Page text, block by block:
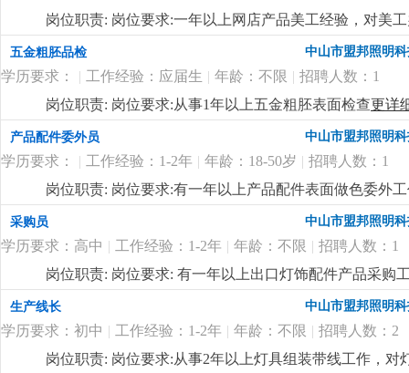
岗位职责: 岗位要求:一年以上网店产品美工经验，对美
五金粗胚品检 中山市盟邦照明
学历要求： | 工作经验：应届生 | 年龄：不限 | 招聘人数：1
岗位职责: 岗位要求:从事1年以上五金粗胚表面检查更详
产品配件委外员 中山市盟邦照明
学历要求： | 工作经验：1-2年 | 年龄：18-50岁 | 招聘人数：1
岗位职责: 岗位要求:有一年以上产品配件表面做色委外
采购员 中山市盟邦照明
学历要求：高中 | 工作经验：1-2年 | 年龄：不限 | 招聘人数：1
岗位职责: 岗位要求: 有一年以上出口灯饰配件产品采购
的责任心及良好的沟通能力。更详细...
生产线长 中山市盟邦照明
学历要求：初中 | 工作经验：1-2年 | 年龄：不限 | 招聘人数：2
岗位职责: 岗位要求:从事2年以上灯具组装带线工作，